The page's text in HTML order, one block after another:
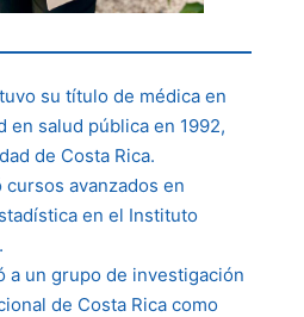
su título de médica en
en salud pública en 1992,
de Costa Rica.
avanzados en
en el Instituto
a un grupo de investigación
de Costa Rica como